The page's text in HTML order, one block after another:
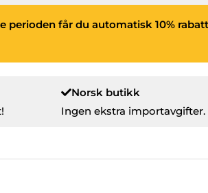
perioden får du automatisk 10%
Norsk butikk
Ingen ekstra importavgifter.